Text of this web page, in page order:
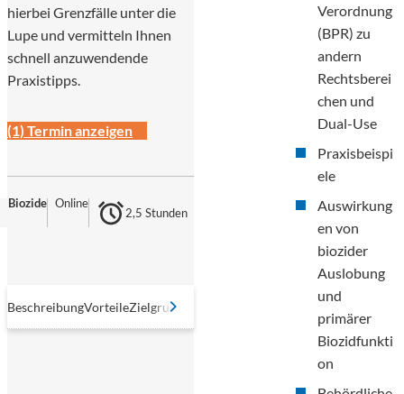
hierbei Grenzfälle unter die
Lupe und vermitteln Ihnen
schnell anzuwendende
Praxistipps.
(1) Termin anzeigen
Biozide Online
2,5 Stunden
BeschreibungVorteileZielgruppe
Verordnung
(BPR) zu
andern
Rechtsberei
chen und
Dual-Use
Praxisbeispi
ele
Auswirkung
en von
biozider
Auslobung
und
primärer
Biozidfunkti
on